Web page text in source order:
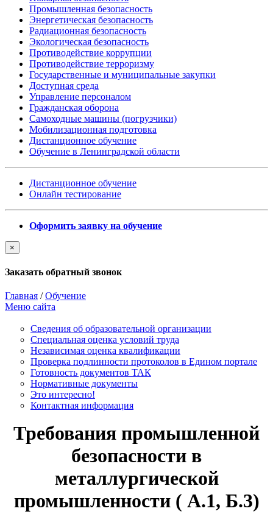
Промышленная безопасность
Энергетическая безопасность
Радиационная безопасность
Экологическая безопасность
Противодействие коррупции
Противодействие терроризму
Государственные и муниципальные закупки
Доступная среда
Управление персоналом
Гражданская оборона
Самоходные машины (погрузчики)
Мобилизационная подготовка
Дистанционное обучение
Обучение в Ленинградской области
Дистанционное обучение
Онлайн тестирование
Оформить заявку на обучение
×
Заказать обратный звонок
Главная /Обучение
Меню сайта
Сведения об образовательной организации
Cпециальная оценка условий труда
Независимая оценка квалификации
Проверка подлинности протоколов в Едином портале
Готовность документов ТАК
Нормативные документы
Это интересно!
Контактная информация
Требования промышленной
безопасности в
металлургической
промышленности ( А.1, Б.3)